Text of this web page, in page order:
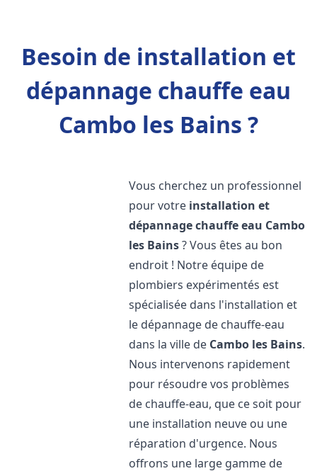
Besoin de installation et
dépannage chauffe eau
Cambo les Bains ?
Vous cherchez un professionnel
pour votre installation et
dépannage chauffe eau Cambo
les Bains? Vous êtes au bon
endroit ! Notre équipe de
plombiers expérimentés est
spécialisée dans l'installation et
le dépannage de chauffe-eau
dans la ville de Cambo les Bains.
Nous intervenons rapidement
pour résoudre vos problèmes
de chauffe-eau, que ce soit pour
une installation neuve ou une
réparation d'urgence. Nous
offrons une large gamme de